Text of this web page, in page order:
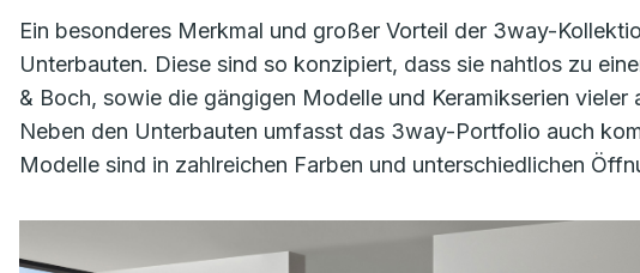
Ein besonderes Merkmal und großer Vorteil der 3way-
Unterbauten. Diese sind so konzipiert, dass sie nahtlos zu
& Boch, sowie die gängigen Modelle und Keramikserien vieler
Neben den Unterbauten umfasst das 3way-Portfolio auch
Modelle sind in zahlreichen Farben und unterschiedlichen